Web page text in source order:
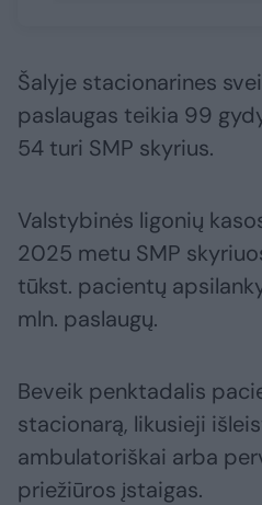
Šalyje stacionarines
paslaugas teikia 99
54 turi SMP skyrius.
Valstybinės ligonių
2025 metu SMP
tūkst. pacientų
mln. paslaugų.
Beveik penktadalis
stacionarą, likusieji
ambulatoriškai arba
priežiūros įstaigas.